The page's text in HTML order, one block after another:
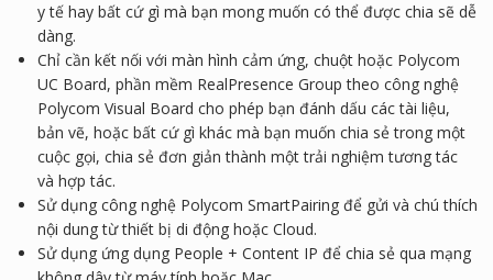
y tế hay bất cứ gì mà bạn mong muốn có thể được chia sẽ dễ
dàng.
Chỉ cần kết nối với màn hình cảm ứng, chuột hoặc Polycom
UC Board, phần mềm RealPresence Group theo công nghệ
Polycom Visual Board cho phép bạn đánh dấu các tài liệu,
bản vẽ, hoặc bất cứ gì khác mà bạn muốn chia sẻ trong một
cuộc gọi, chia sẻ đơn giản thành một trải nghiệm tương tác
và hợp tác.
Sử dụng công nghệ Polycom SmartPairing để gửi và chú thích
nội dung từ thiết bị di động hoặc Cloud.
Sử dụng ứng dụng People + Content IP để chia sẻ qua mạng